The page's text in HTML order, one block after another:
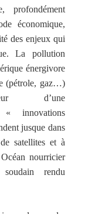
profondément
économique,
des enjeux qui
La pollution
énergivore
(pétrole, gaz…)
d’une
« innovations
jusque dans
satellites et à
nourricier
rendu